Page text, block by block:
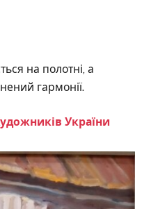
на полотні, а
гармонії.
України